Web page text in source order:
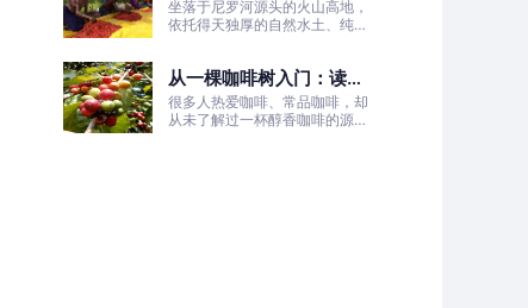
坐落于尼罗河源头的火山高地，
依托得天独厚的自然水土、纯净
酸、白葡萄清甜的优质咖啡豆。
从一棵咖啡树入门：读懂
咖啡的生长、照料与采收
全过程
很多人热爱咖啡、常品咖啡，却
从未了解过一杯醇香咖啡的源头